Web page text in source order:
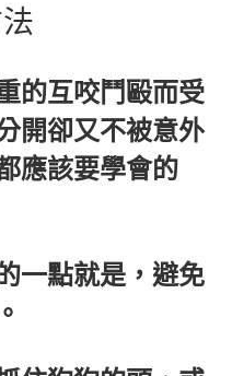
的互咬鬥毆而受
開卻又不被意外
應該要學會的
一點就是，避免